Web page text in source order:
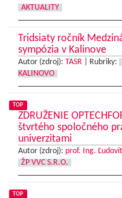
AKTUALITY
Tridsiaty ročník
sympózia v Kalinove
Autor (zdroj): TASR Rubriky:
KALINOVO
TOP
ZDRUŽENIE
štvrtého spoločného
univerzitami
Autor (zdroj): prof. Ing.
ŽP VVC S.R.O.
TOP